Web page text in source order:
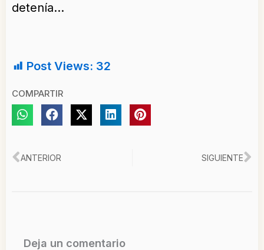
detenía…
Post Views: 32
COMPARTIR
Ant
ANTERIOR SIGUIENTE
Deja un comentario